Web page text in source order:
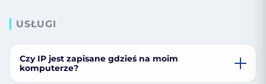
USŁUGI
Czy IP jest zapisane gdzieś na moim
komputerze?